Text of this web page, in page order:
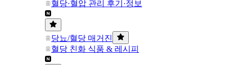
혈당·혈압 관리 후기·정보
당뇨/혈당 매거진
혈당 친화 식품 & 레시피